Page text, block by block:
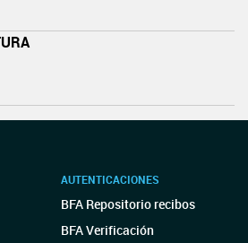
AUTENTICACIONES
BFA Repositorio recibos
BFA Verificación